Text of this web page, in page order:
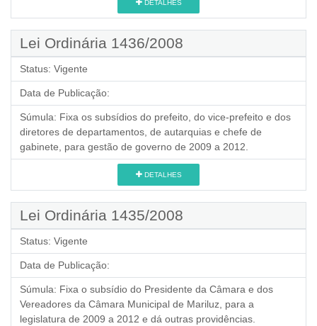
DETALHES
Lei Ordinária 1436/2008
Status: Vigente
Data de Publicação:
Súmula: Fixa os subsídios do prefeito, do vice-prefeito e dos
diretores de departamentos, de autarquias e chefe de
gabinete, para gestão de governo de 2009 a 2012.
DETALHES
Lei Ordinária 1435/2008
Status: Vigente
Data de Publicação:
Súmula: Fixa o subsídio do Presidente da Câmara e dos
Vereadores da Câmara Municipal de Mariluz, para a
legislatura de 2009 a 2012 e dá outras providências.